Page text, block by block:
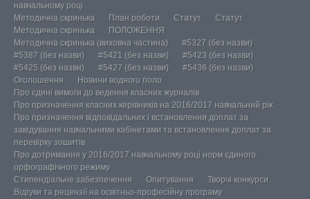
навчальному році
Методична скринька
План роботи Статут
Статут
Методична скринька
ПОЛОЖЕННЯ
Методична скринька (виховна частина)
#5327 (без назви)
#5387 (без назви)
#5421 (без назви)
#5423 (без назви)
#5425 (без назви)
#5427 (без назви)
#5436 (без назви)
Оголошення
Новини водного поло
Про єдині вимоги до ведення класних журналів
Про призначення класних керівників на 2016/2017 навчальний рік
Про призначення відповідальних і встановлення доплат за
завідування навчальними кабінетами та встановлення доплат за
перевірку зошитів
Про дотримання у 2016/2017 навчальному році норм єдиного
орфографічного режиму
Стипендіальне забезпечення
Опитування
Творчі конкурси
Відгуки та рецензії на освітньо-професійну програму